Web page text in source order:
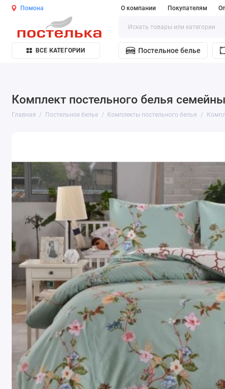
Помона О компании Покупателям
ВСЕ КАТЕГОРИИ Постельное белье
Комплект постельного белья
Главная Постельное белье Комплекты постельного белья